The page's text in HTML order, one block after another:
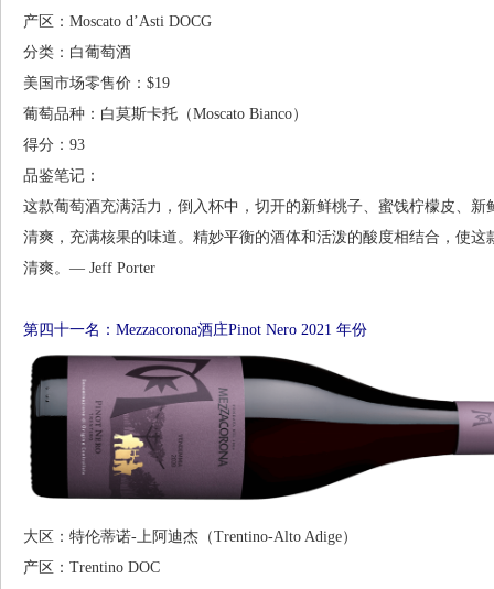
产区：Moscato d’Asti DOCG
分类：白葡萄酒
美国市场零售价：$19
葡萄品种：白莫斯卡托（Moscato Bianco）
得分：93
品鉴笔记：
这款葡萄酒充满活力，倒入杯中，切开的新鲜桃子、蜜饯柠檬皮、
清爽，充满核果的味道。精妙平衡的酒体和活泼的酸度相结合，使
清爽。— Jeff Porter
第四十一名：Mezzacorona酒庄Pinot Nero 2021 年份
大区：特伦蒂诺-上阿迪杰（Trentino-Alto Adige）
产区：Trentino DOC